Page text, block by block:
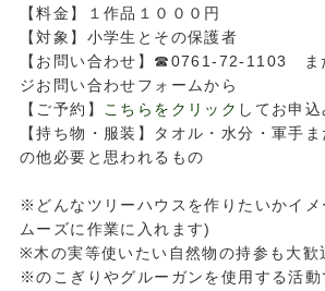
【料金】１作品１０００円
【対象】小学生とその保護者
【お問い合わせ】☎0761-72-1103
ジお問い合わせフォームから
【ご予約】 こちらをクリック してお申込
【持ち物・服装】タオル・水分・軍手
の他必要と思われるもの
※どんなツリーハウスを作りたいかイメ
ムーズに作業に入れます)
※木の実等使いたい自然物の持参も大歓
※のこぎりやグルーガンを使用する活動